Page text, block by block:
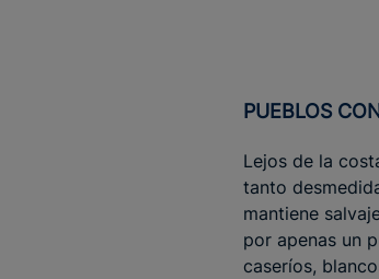
PUEBLOS
Lejos de la
tanto
mantiene
por apenas un
caseríos,